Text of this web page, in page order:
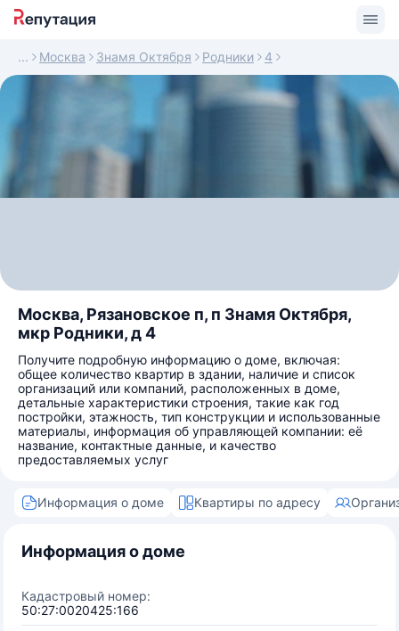
Москва Знамя Октября Родники 4
Москва, Рязановское п, п Знамя Октября,
мкр Родники, д 4
Получите подробную информацию о доме, включая:
общее количество квартир в здании, наличие и список
организаций или компаний, расположенных в доме,
детальные характеристики строения, такие как год
постройки, этажность, тип конструкции и использованные
материалы, информация об управляющей компании: её
название, контактные данные, и качество
предоставляемых услуг
Информация о доме Квартиры по адресу
Информация о доме
Кадастровый номер:
50:27:0020425:166